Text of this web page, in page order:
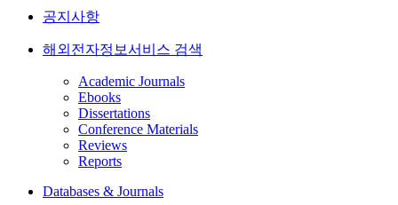
공지사항
해외전자정보서비스 검색
Academic Journals
Ebooks
Dissertations
Conference Materials
Reviews
Reports
Databases & Journals